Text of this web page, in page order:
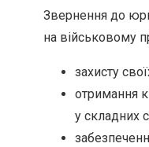
Звернення до
на військовому
захисту
отримання
у складних